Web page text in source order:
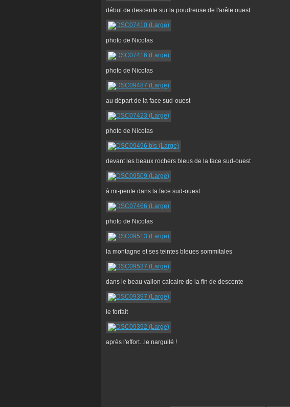
début de descente sur la poudreuse de l'arête ouest
photo de Nicolas
photo de Nicolas
au départ de la face sud-ouest
photo de Nicolas
devant les beaux rochers bleus de la face sud-ouest
à mi-pente dans la face sud-ouest
photo de Nicolas
la montagne et ses teintes bleues sommitales
dans le beau vallon calcaire de la fin de descente
le forfait
après l'effort...le narguilé !